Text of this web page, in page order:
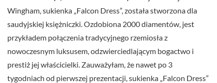
Wingham, sukienka „Falcon Dress”, została stworzona dla
saudyjskiej księżniczki. Ozdobiona 2000 diamentów, jest
przykładem połączenia tradycyjnego rzemiosła z
nowoczesnym luksusem, odzwierciedlającym bogactwo i
prestiż jej właścicielki. Zauważyłam, że nawet po 3
tygodniach od pierwszej prezentacji, sukienka „Falcon Dress”